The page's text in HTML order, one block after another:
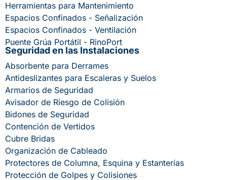
Herramientas para Mantenimiento
Espacios Confinados - Señalización
Espacios Confinados - Ventilación
Puente Grúa Portátil - RinoPort
Seguridad en las Instalaciones
Absorbente para Derrames
Antideslizantes para Escaleras y Suelos
Armarios de Seguridad
Avisador de Riesgo de Colisión
Bidones de Seguridad
Contención de Vertidos
Cubre Bridas
Organización de Cableado
Protectores de Columna, Esquina y Estanterías
Protección de Golpes y Colisiones